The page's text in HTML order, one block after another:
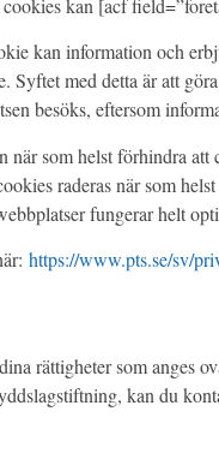
kan [acf
kan information och
Syftet med detta är att
besöks, eftersom
när som helst förhindra
raderas när som
fungerar helt
https://www.pts.se/sv/
rättigheter som anges
kan du